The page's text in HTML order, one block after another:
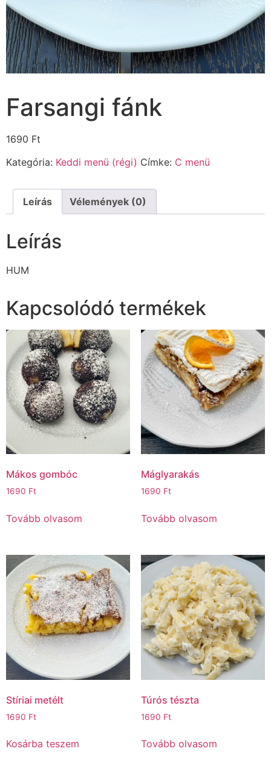
Farsangi fánk
1690 Ft
Kategória: Keddi menü (régi) Címke: C menü
Leírás Vélemények (0)
Leírás
HUM
Kapcsolódó termékek
Mákos gombóc
1690 Ft
Tovább olvasom
Máglyarakás
1690 Ft
Tovább olvasom
Stíriai metélt
1690 Ft
Kosárba teszem
Túrós tészta
1690 Ft
Tovább olvasom